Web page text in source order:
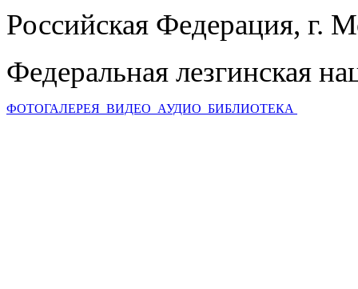
Российская Федерация, г.
Федеральная лезгинская
ФОТОГАЛЕРЕЯ ВИДЕО АУДИО БИБЛИОТЕКА